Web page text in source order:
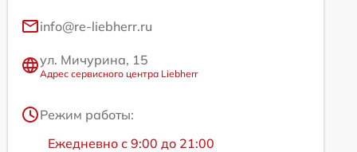
info@re-liebherr.ru
ул. Мичурина, 15
Адрес сервисного центра Liebherr
Режим работы:
Ежедневно с 9:00 до 21:00